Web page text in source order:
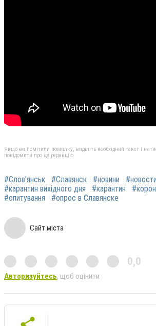
Якщо ви помітили помилку, виділіть необхідний текст і
повідомити про це редакцію
#Слов’янськ #Славянск #новини
#новости
#карантин вихідного дня
#карантин
#опитування
#опрос в Славянске
Сайт міста
0,0
Авторизуйтесь, щоб оцінити